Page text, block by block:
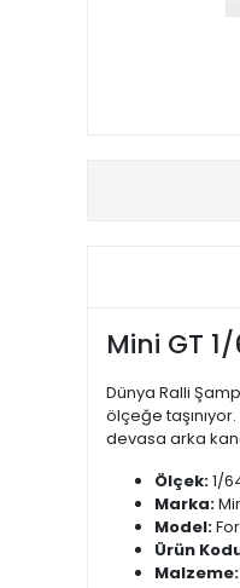
Mini GT
Dünya Ralli
ölçeğe
devasa arka
Ölçek:1/
Marka:
Model:
Ürün
Malzeme: